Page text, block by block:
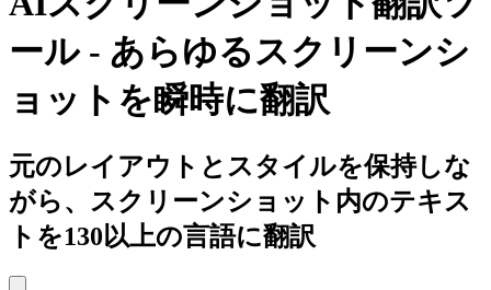
ール - あらゆるスクリーンシ
ョットを瞬時に翻訳
元のレイアウトとスタイルを保持しな
がら、スクリーンショット内のテキス
トを130以上の言語に翻訳